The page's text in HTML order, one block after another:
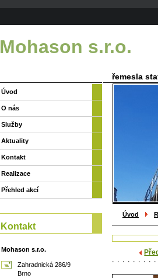
Mohason s.r.o.
řemesla
Úvod
Úvod
O nás
Služby
Aktuality
Kontakt
Realizace
Přehled akcí
Kontakt
Mohason s.r.o.
Zahradnická 286/9
Brno